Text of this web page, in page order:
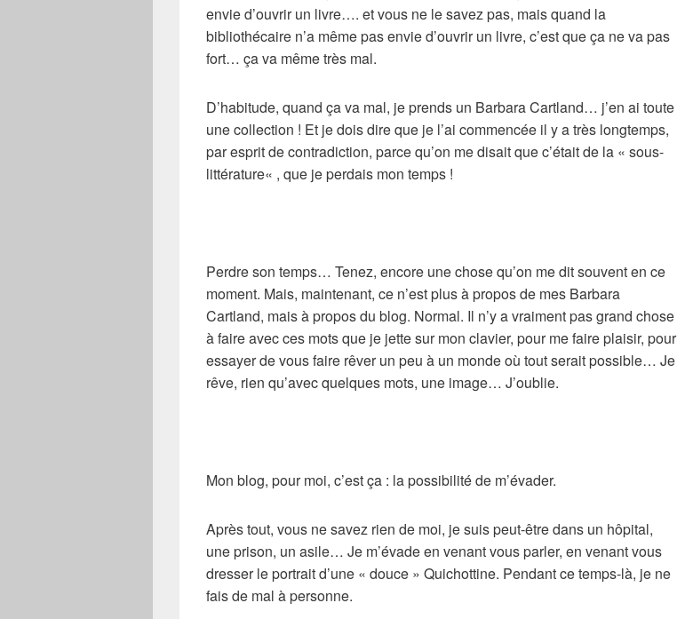
envie d’ouvrir un livre…. et vous ne le savez pas, mais quand la
bibliothécaire n’a même pas envie d’ouvrir un livre, c’est que ça ne va pas
fort… ça va même très mal.
D’habitude, quand ça va mal, je prends un Barbara Cartland… j’en ai toute
une collection ! Et je dois dire que je l’ai commencée il y a très longtemps,
par esprit de contradiction, parce qu’on me disait que c’était de la « sous-
littérature« , que je perdais mon temps !
Perdre son temps… Tenez, encore une chose qu’on me dit souvent en ce
moment. Mais, maintenant, ce n’est plus à propos de mes Barbara
Cartland, mais à propos du blog. Normal. Il n’y a vraiment pas grand chose
à faire avec ces mots que je jette sur mon clavier, pour me faire plaisir, pour
essayer de vous faire rêver un peu à un monde où tout serait possible… Je
rêve, rien qu’avec quelques mots, une image… J’oublie.
Mon blog, pour moi, c’est ça : la possibilité de m’évader.
Après tout, vous ne savez rien de moi, je suis peut-être dans un hôpital,
une prison, un asile… Je m’évade en venant vous parler, en venant vous
dresser le portrait d’une « douce » Quichottine. Pendant ce temps-là, je ne
fais de mal à personne.